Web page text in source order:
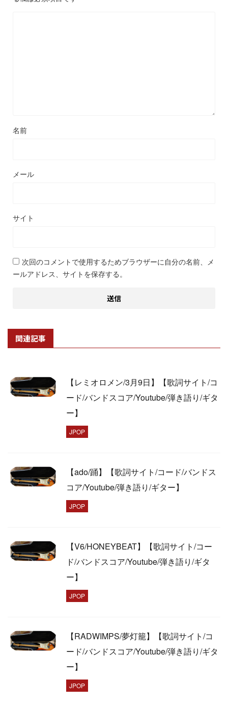
名前
メール
サイト
次回のコメントで使用するためブラウザーに自分の名前、メ
ールアドレス、サイトを保存する。
関連記事
【レミオロメン/3月9日】【歌詞サイト/コ
ード/バンドスコア/Youtube/弾き語り/ギタ
ー】
JPOP
【ado/踊】【歌詞サイト/コード/バンドス
コア/Youtube/弾き語り/ギター】
JPOP
【V6/HONEYBEAT】【歌詞サイト/コー
ド/バンドスコア/Youtube/弾き語り/ギタ
ー】
JPOP
【RADWIMPS/夢灯籠】【歌詞サイト/コ
ード/バンドスコア/Youtube/弾き語り/ギタ
ー】
JPOP